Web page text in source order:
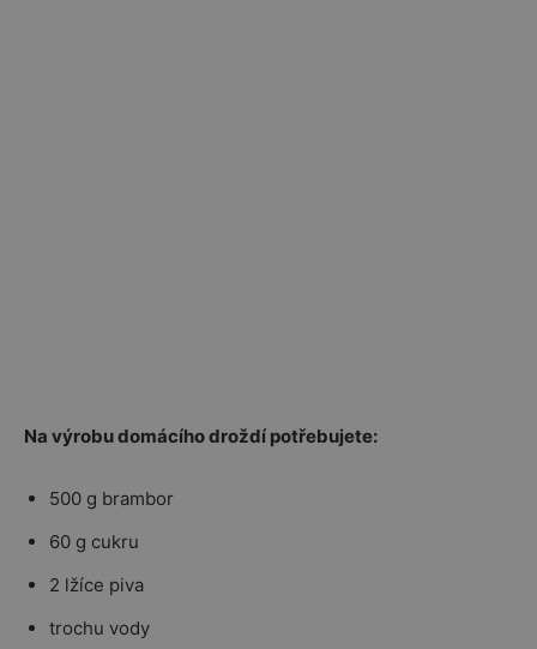
Na výrobu domácího droždí potřebujete:
500 g brambor
60 g cukru
2 lžíce piva
trochu vody